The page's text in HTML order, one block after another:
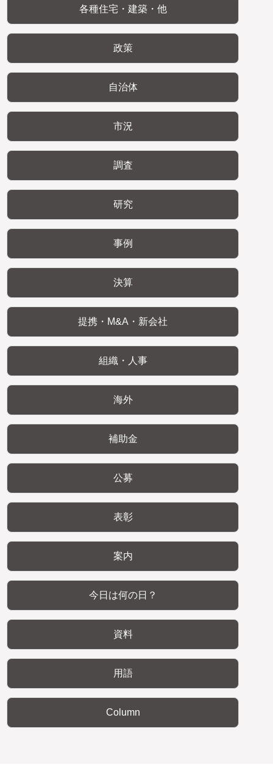
各種住宅・建築・他
政策
自治体
市況
調査
研究
事例
決算
提携・M&A・新会社
組織・人事
海外
補助金
公募
表彰
案内
今日は何の日？
資料
用語
Column